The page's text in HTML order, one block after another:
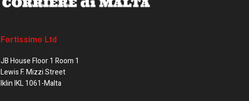
Fortissimo Ltd
JB House Floor 1 Room 1
Lewis F. Mizzi Street
Iklin IKL 1061-Malta